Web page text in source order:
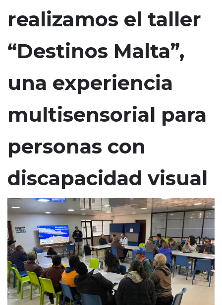
r
i
p
a
realizamos el taller
“Destinos Malta”,
una experiencia
multisensorial para
personas con
discapacidad visual